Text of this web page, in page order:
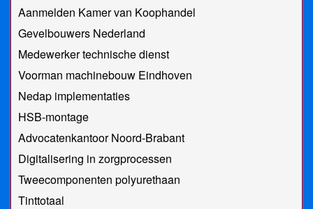
Aanmelden Kamer van Koophandel
Gevelbouwers Nederland
Medewerker technische dienst
Voorman machinebouw Eindhoven
Nedap implementaties
HSB-montage
Advocatenkantoor Noord-Brabant
Digitalisering in zorgprocessen
Tweecomponenten polyurethaan
Tinttotaal